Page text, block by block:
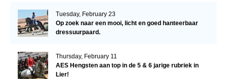
Tuesday, February 23
Op zoek naar een mooi, licht en goed hanteerbaar
dressuurpaard.
Thursday, February 11
AES Hengsten aan top in de 5 & 6 jarige rubriek in
Lier!